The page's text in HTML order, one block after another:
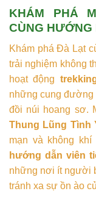
KHÁM PHÁ
CÙNG HƯỚNG
Khám phá Đà Lạt
trải nghiệm không
hoạt động
những cung đường
đồi núi hoang sơ.
Thung Lũng Tình
mạn và không
hướng dẫn viên
những nơi ít người
tránh xa sự ồn ào